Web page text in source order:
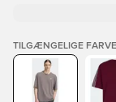
TILGÆNGELIGE